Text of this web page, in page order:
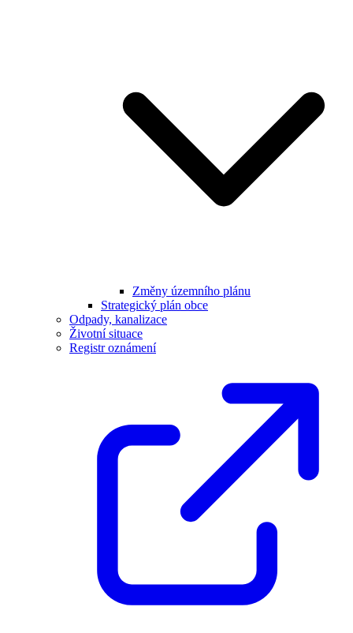
Změny územního plánu
Strategický plán obce
Odpady, kanalizace
Životní situace
Registr oznámení